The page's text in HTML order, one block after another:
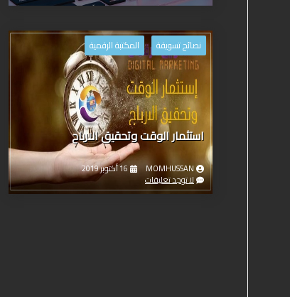
نصائح تسويقة المكتبة الرقمية
استثمار الوقت وتحقيق الارباح
MOMHUSSAN
16 أكتوبر 2019
لا توجد تعليقات